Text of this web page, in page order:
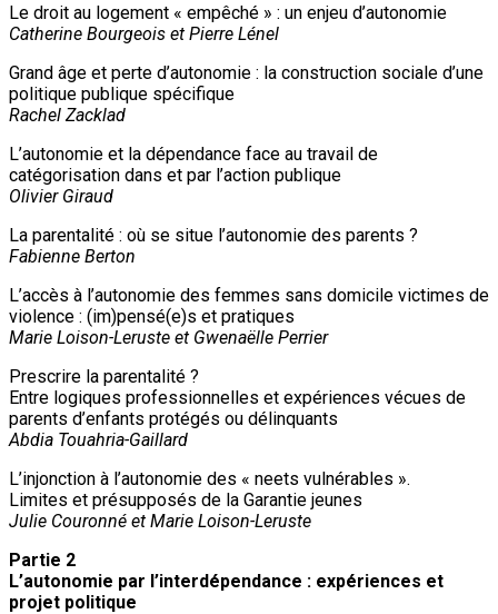
Le droit au logement « empêché » : un enjeu d’autonomie
Catherine Bourgeois et Pierre Lénel
Grand âge et perte d’autonomie : la construction sociale d’une
politique publique spécifique
Rachel Zacklad
L’autonomie et la dépendance face au travail de
catégorisation dans et par l’action publique
Olivier Giraud
La parentalité : où se situe l’autonomie des parents ?
Fabienne Berton
L’accès à l’autonomie des femmes sans domicile victimes de
violence : (im)pensé(e)s et pratiques
Marie Loison-Leruste et Gwenaëlle Perrier
Prescrire la parentalité ?
Entre logiques professionnelles et expériences vécues de
parents d’enfants protégés ou délinquants
Abdia Touahria-Gaillard
L’injonction à l’autonomie des « neets vulnérables ».
Limites et présupposés de la Garantie jeunes
Julie Couronné et Marie Loison-Leruste
Partie 2
L’autonomie par l’interdépendance : expériences et
projet politique